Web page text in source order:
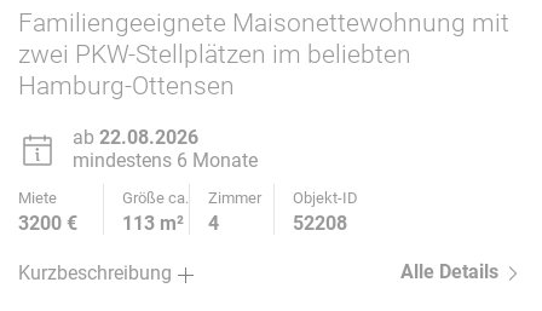
Familiengeeignete Maisonettewohnung mit
zwei PKW-Stellplätzen im beliebten
Hamburg-Ottensen
ab 22.08.2026
mindestens 6 Monate
Miete Größe ca. Zimmer Objekt-ID
3200 € 113 m² 4 52208
Kurzbeschreibung Alle Details